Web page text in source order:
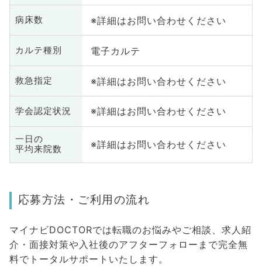
病床数 ※詳細はお問い合わせください
カルテ種別 電子カルテ
救急指定 ※詳細はお問い合わせください
学会認定状況 ※詳細はお問い合わせください
一日の
平均来院数
※詳細はお問い合わせください
応募方法・ご利用の流れ
マイナビDOCTORでは転職のお悩みやご相談、求人紹
介・面接対策や入社後のアフターフォローまで完全無
料でトータルサポートいたします。